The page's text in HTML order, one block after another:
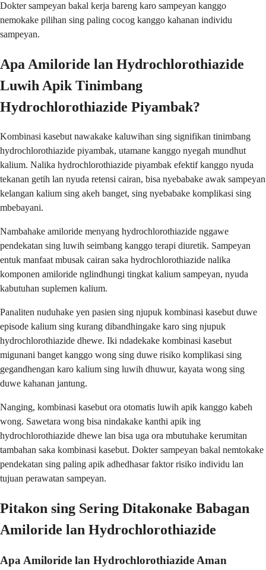
Dokter sampeyan bakal kerja bareng karo sampeyan kanggo
nemokake pilihan sing paling cocog kanggo kahanan individu
sampeyan.
Apa Amiloride lan Hydrochlorothiazide
Luwih Apik Tinimbang
Hydrochlorothiazide Piyambak?
Kombinasi kasebut nawakake kaluwihan sing signifikan tinimbang
hydrochlorothiazide piyambak, utamane kanggo nyegah mundhut
kalium. Nalika hydrochlorothiazide piyambak efektif kanggo nyuda
tekanan getih lan nyuda retensi cairan, bisa nyebabake awak sampeyan
kelangan kalium sing akeh banget, sing nyebabake komplikasi sing
mbebayani.
Nambahake amiloride menyang hydrochlorothiazide nggawe
pendekatan sing luwih seimbang kanggo terapi diuretik. Sampeyan
entuk manfaat mbusak cairan saka hydrochlorothiazide nalika
komponen amiloride nglindhungi tingkat kalium sampeyan, nyuda
kabutuhan suplemen kalium.
Panaliten nuduhake yen pasien sing njupuk kombinasi kasebut duwe
episode kalium sing kurang dibandhingake karo sing njupuk
hydrochlorothiazide dhewe. Iki ndadekake kombinasi kasebut
migunani banget kanggo wong sing duwe risiko komplikasi sing
gegandhengan karo kalium sing luwih dhuwur, kayata wong sing
duwe kahanan jantung.
Nanging, kombinasi kasebut ora otomatis luwih apik kanggo kabeh
wong. Sawetara wong bisa nindakake kanthi apik ing
hydrochlorothiazide dhewe lan bisa uga ora mbutuhake kerumitan
tambahan saka kombinasi kasebut. Dokter sampeyan bakal nemtokake
pendekatan sing paling apik adhedhasar faktor risiko individu lan
tujuan perawatan sampeyan.
Pitakon sing Sering Ditakonake Babagan
Amiloride lan Hydrochlorothiazide
Apa Amiloride lan Hydrochlorothiazide Aman